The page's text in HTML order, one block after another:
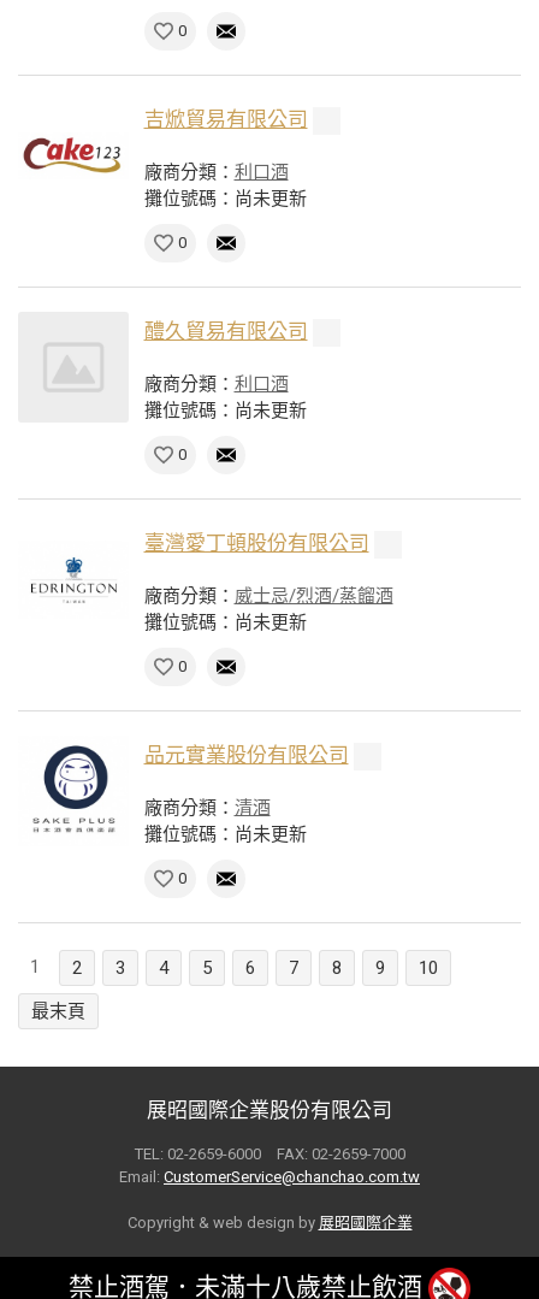
0
吉焮貿易有限公司
廠商分類： 利口酒
攤位號碼：尚未更新
0
醴久貿易有限公司
廠商分類： 利口酒
攤位號碼：尚未更新
0
臺灣愛丁頓股份有限公司
廠商分類： 威士忌/烈酒/蒸餾酒
攤位號碼：尚未更新
0
品元實業股份有限公司
廠商分類： 清酒
攤位號碼：尚未更新
0
1 2 3 4 5 6 7 8 9
10
最末頁
展昭國際企業股份有限公司
TEL: 02-2659-6000 FAX: 02-2659-7000
Email: CustomerService@chanchao.com.tw
Copyright & web design by 展昭國際企業
禁止酒駕．未滿十八歲禁止飲酒